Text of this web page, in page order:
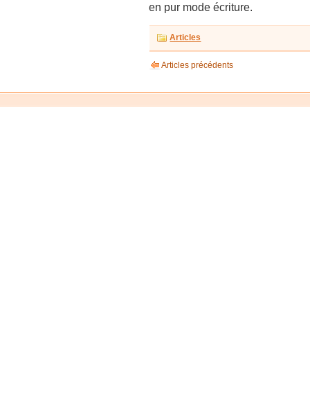
en pur mode écriture.
Articles
Articles précédents